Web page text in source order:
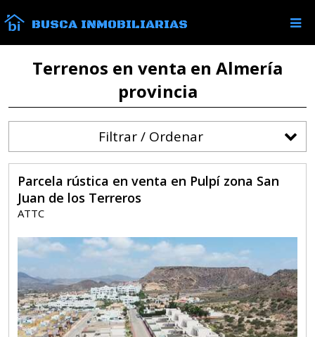
BUSCA INMOBILIARIAS
Terrenos en venta en Almería
provincia
Filtrar / Ordenar
Parcela rústica en venta en Pulpí zona San
Juan de los Terreros
ATTC